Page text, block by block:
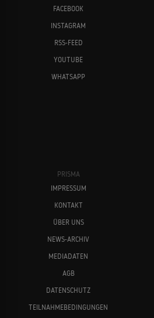
FACEBOOK
INSTAGRAM
RSS-FEED
YOUTUBE
WHATSAPP
PRISMA
IMPRESSUM
KONTAKT
ÜBER UNS
NEWS-ARCHIV
MEDIADATEN
AGB
DATENSCHUTZ
TEILNAHMEBEDINGUNGEN